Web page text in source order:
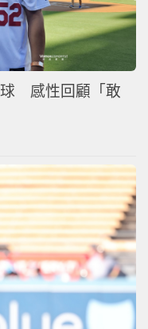
球 感性回顧「敢